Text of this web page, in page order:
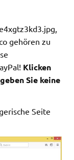
gehören zu
Klicken
Sie keine
Seite